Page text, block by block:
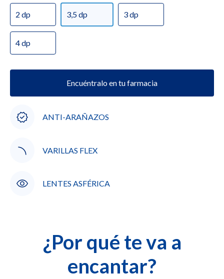
2 dp 3,5 dp 3 dp
4 dp
Encuéntralo en tu farmacia
ANTI-ARAÑAZOS
VARILLAS FLEX
LENTES ASFÉRICA
¿Por qué te va a
encantar?